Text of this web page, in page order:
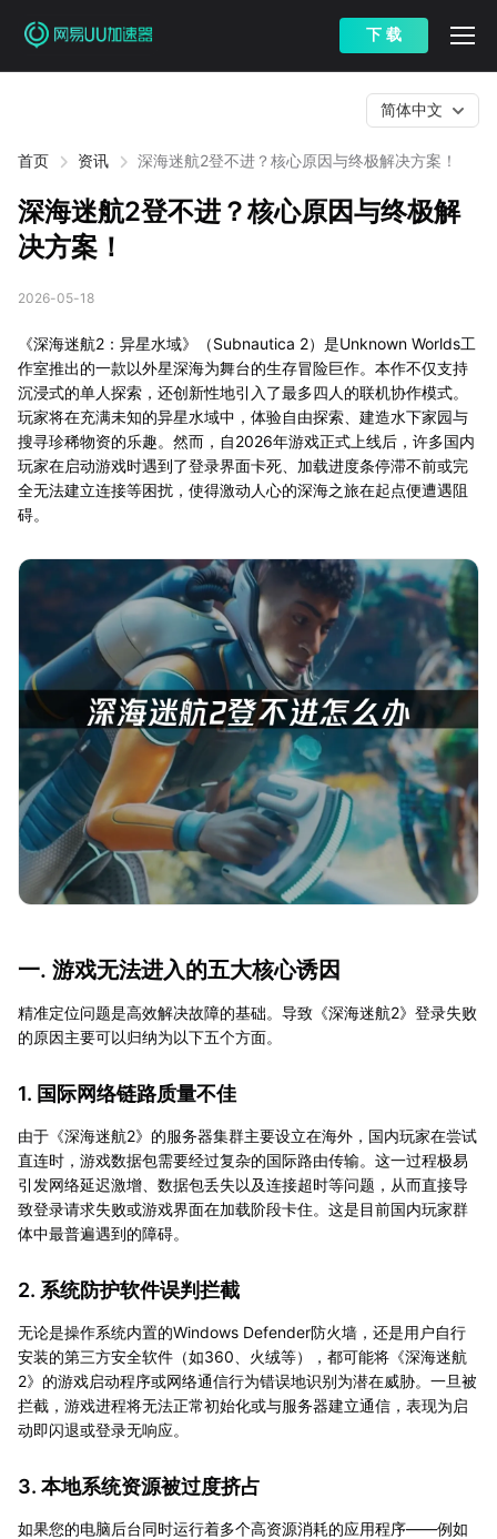
下 载
首页 资讯 深海迷航2登不进？核心原因与终极解决方案！
简体中文
深海迷航2登不进？核心原因与终极解
决方案！
2026-05-18
《深海迷航2：异星水域》（Subnautica 2）是Unknown Worlds工
作室推出的一款以外星深海为舞台的生存冒险巨作。本作不仅支持
沉浸式的单人探索，还创新性地引入了最多四人的联机协作模式。
玩家将在充满未知的异星水域中，体验自由探索、建造水下家园与
搜寻珍稀物资的乐趣。然而，自2026年游戏正式上线后，许多国内
玩家在启动游戏时遇到了登录界面卡死、加载进度条停滞不前或完
全无法建立连接等困扰，使得激动人心的深海之旅在起点便遭遇阻
碍。
一. 游戏无法进入的五大核心诱因
精准定位问题是高效解决故障的基础。导致《深海迷航2》登录失败
的原因主要可以归纳为以下五个方面。
1. 国际网络链路质量不佳
由于《深海迷航2》的服务器集群主要设立在海外，国内玩家在尝试
直连时，游戏数据包需要经过复杂的国际路由传输。这一过程极易
引发网络延迟激增、数据包丢失以及连接超时等问题，从而直接导
致登录请求失败或游戏界面在加载阶段卡住。这是目前国内玩家群
体中最普遍遇到的障碍。
2. 系统防护软件误判拦截
无论是操作系统内置的Windows Defender防火墙，还是用户自行
安装的第三方安全软件（如360、火绒等），都可能将《深海迷航
2》的游戏启动程序或网络通信行为错误地识别为潜在威胁。一旦被
拦截，游戏进程将无法正常初始化或与服务器建立通信，表现为启
动即闪退或登录无响应。
3. 本地系统资源被过度挤占
如果您的电脑后台同时运行着多个高资源消耗的应用程序——例如